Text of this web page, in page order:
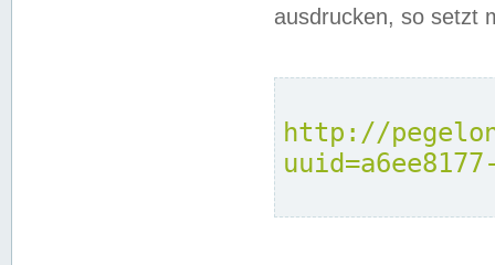
ausdrucken, so setzt
http://